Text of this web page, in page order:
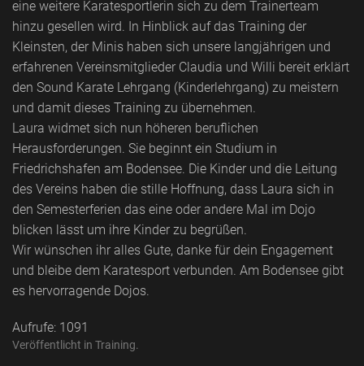
eine weitere Karatesportlerin sich zu dem Trainerteam
hinzu gesellen wird. In Hinblick auf das Training der
Kleinsten, der Minis haben sich unsere langjährigen und
erfahrenen Vereinsmitglieder Claudia und Willi bereit erklärt
den Sound Karate Lehrgang (Kinderlehrgang) zu meistern
und damit dieses Training zu übernehmen.
Laura widmet sich nun höheren beruflichen
Herausforderungen. Sie beginnt ein Studium in
Friedrichshafen am Bodensee. Die Kinder und die Leitung
des Vereins haben die stille Hoffnung, dass Laura sich in
den Semesterferien das eine oder andere Mal im Dojo
blicken lässt um ihre Kinder zu begrüßen.
Wir wünschen ihr alles Gute, danke für dein Engagement
und bleibe dem Karatesport verbunden. Am Bodensee gibt
es hervorragende Dojos.
Aufrufe: 1091
Veröffentlicht in Training.